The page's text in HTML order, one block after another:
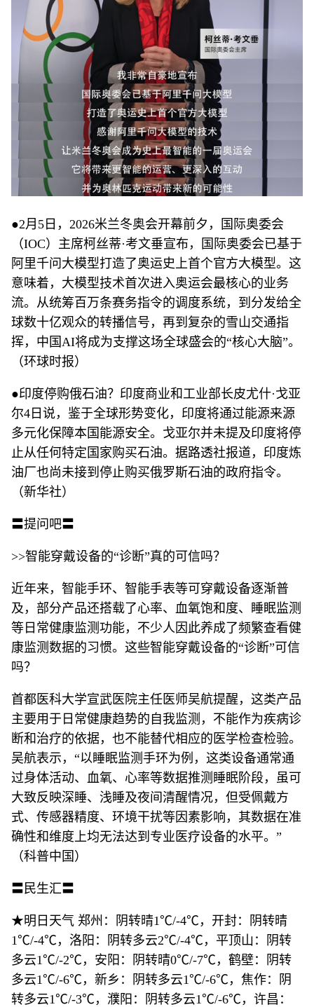
●2月5日，2026米兰冬奥会开幕前夕，国际奥委会
（IOC）主席柯丝蒂·考文垂宣布，国际奥委会已基于
阿里千问大模型打造了奥运史上首个官方大模型。这
意味着，大模型技术首次进入奥运会最核心的业务
流。从统筹百万条赛务指令的调度系统，到分发给全
球数十亿观众的转播信号，再到复杂的雪山交通指
挥，中国AI将成为支撑这场全球盛会的“核心大脑”。
（环球时报）
●印度停购俄石油？印度商业和工业部长皮尤什·戈亚
尔4日说，鉴于全球形势变化，印度将通过能源来源
多元化保障本国能源安全。戈亚尔并未提及印度将停
止从任何特定国家购买石油。据路透社报道，印度炼
油厂也尚未接到停止购买俄罗斯石油的政府指令。
（新华社）
〓提问吧〓
>>智能穿戴设备的“诊断”真的可信吗？
近年来，智能手环、智能手表等可穿戴设备逐渐普
及，部分产品还搭载了心率、血氧饱和度、睡眠监测
等日常健康监测功能，不少人因此养成了频繁查看健
康监测数据的习惯。这些智能穿戴设备的“诊断”可信
吗？
首都医科大学宣武医院主任医师吴航提醒，这类产品
主要用于日常健康趋势的自我监测，不能作为疾病诊
断和治疗的依据，也不能替代相应的医学检查检验。
吴航表示，“以睡眠监测手环为例，这类设备通常通
过身体活动、血氧、心率等数据推测睡眠阶段，虽可
大致反映深睡、浅睡及夜间清醒情况，但受佩戴方
式、传感器精度、环境干扰等因素影响，其数据在准
确性和维度上均无法达到专业医疗设备的水平。”
（科普中国）
〓民生汇〓
★明日天气 郑州：阴转晴1℃/-4℃，开封：阴转晴
1℃/-4℃，洛阳：阴转多云2℃/-4℃，平顶山：阴转
多云1℃/-2℃，安阳：阴转晴0℃/-7℃，鹤壁：阴转
多云1℃/-6℃，新乡：阴转多云1℃/-6℃，焦作：阴
转多云1℃/-3℃，濮阳：阴转多云1℃/-6℃，许昌：